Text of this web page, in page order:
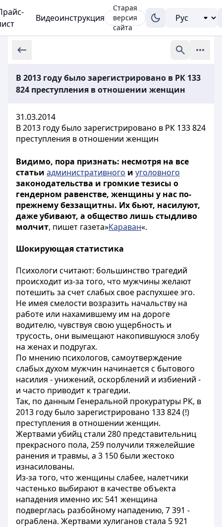
Видеоинструкция
Старая
версия
сайта
В 2013 году было зарегистрировано в РК 133
824 преступления в отношении женщин
31.03.2014
В 2013 году было зарегистрировано в РК 133 824
преступления в отношении женщин
Видимо, пора признать: несмотря на все
статьи административного и уголовного
законодательства и громкие тезисы о
гендерном равенстве, женщины у нас по-
прежнему беззащитны. Их бьют, насилуют,
даже убивают, а общество лишь стыдливо
молчит, пишет газета»Караван«.
Шокирующая статистика
Психологи считают: большинство трагедий
происходит из-за того, что мужчины желают
потешить за счет слабых свое распухшее эго.
Не имея смелости возразить начальству на
работе или нахамившему им на дороге
водителю, чувствуя свою ущербность и
трусость, они вымещают накопившуюся злобу
на женах и подругах.
По мнению психологов, самоутверждение
слабых духом мужчин начинается с бытового
насилия - унижений, оскорблений и избиений -
и часто приводит к трагедии.
Так, по данным Генеральной прокуратуры РК, в
2013 году было зарегистрировано 133 824 (!)
преступления в отношении женщин.
Жертвами убийц стали 280 представительниц
прекрасного пола, 259 получили тяжелейшие
ранения и травмы, а 3 150 были жестоко
изнасилованы.
Из-за того, что женщины слабее, налетчики
частенько выбирают в качестве объекта
нападения именно их: 541 женщина
подверглась разбойному нападению, 7 391 -
ограблена. Жертвами хулиганов стала 5 921